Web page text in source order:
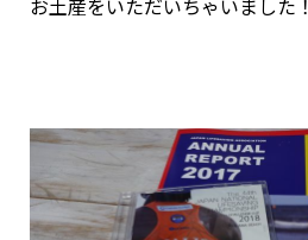
お土産をいただいちゃいました！